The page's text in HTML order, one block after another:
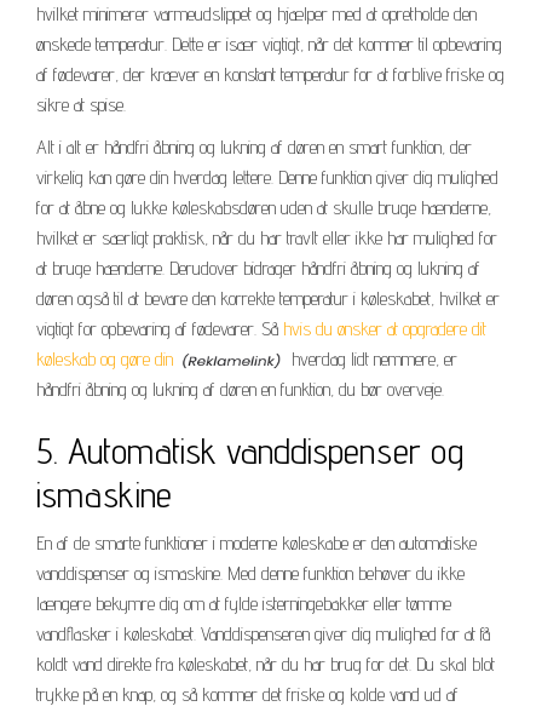
hvilket minimerer varmeudslippet og hjælper med at opretholde den
ønskede temperatur. Dette er især vigtigt, når det kommer til opbevaring
af fødevarer, der kræver en konstant temperatur for at forblive friske og
sikre at spise.
Alt i alt er håndfri åbning og lukning af døren en smart funktion, der
virkelig kan gøre din hverdag lettere. Denne funktion giver dig mulighed
for at åbne og lukke køleskabsdøren uden at skulle bruge hænderne,
hvilket er særligt praktisk, når du har travlt eller ikke har mulighed for
at bruge hænderne. Derudover bidrager håndfri åbning og lukning af
døren også til at bevare den korrekte temperatur i køleskabet, hvilket er
vigtigt for opbevaring af fødevarer. Så hvis du ønsker at opgradere dit
køleskab og gøre din
hverdag lidt nemmere, er
håndfri åbning og lukning af døren en funktion, du bør overveje.
5. Automatisk vanddispenser og
ismaskine
En af de smarte funktioner i moderne køleskabe er den automatiske
vanddispenser og ismaskine. Med denne funktion behøver du ikke
længere bekymre dig om at fylde isterningebakker eller tømme
vandflasker i køleskabet. Vanddispenseren giver dig mulighed for at få
koldt vand direkte fra køleskabet, når du har brug for det. Du skal blot
trykke på en knap, og så kommer det friske og kolde vand ud af